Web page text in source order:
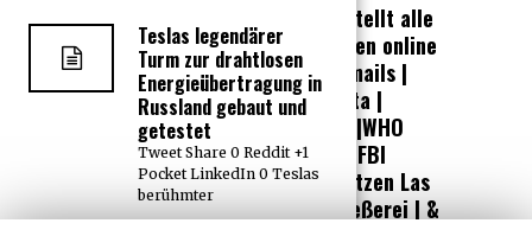
Wikileaks stellt alle
seine Dateien online
– Hillary Emails |
PedoPodesta |
Bilderberg |WHO
Pandemie | FBI
Scharfschützen Las
Vegas Schießerei | &
Teslas legendärer
Turm zur drahtlosen
Energieübertragung in
Russland gebaut und
getestet
Tweet Share 0 Reddit +1
Pocket LinkedIn 0 Teslas
berühmter